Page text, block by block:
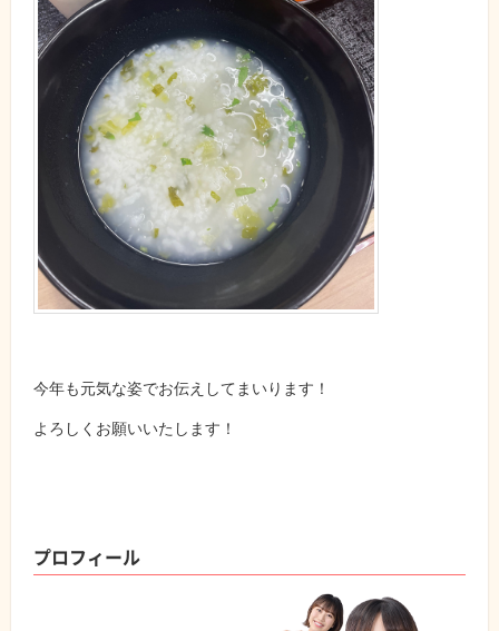
今年も元気な姿でお伝えしてまいります！
よろしくお願いいたします！
プロフィール